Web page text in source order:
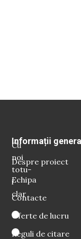
Cu
noi
totu-
i
clar
Informații
Despre proiect
Echipa
Contacte
Oferte de lucru
Reguli de citare